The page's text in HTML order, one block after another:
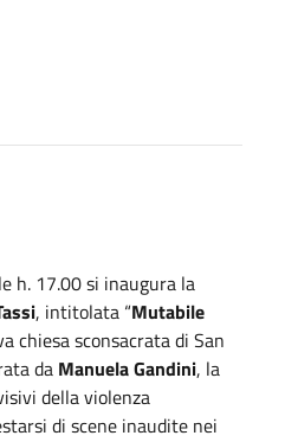
h. 17.00 si inaugura la
, intitolata “Mutabile
chiesa sconsacrata di San
da Manuela Gandini, la
della violenza
di scene inaudite nei